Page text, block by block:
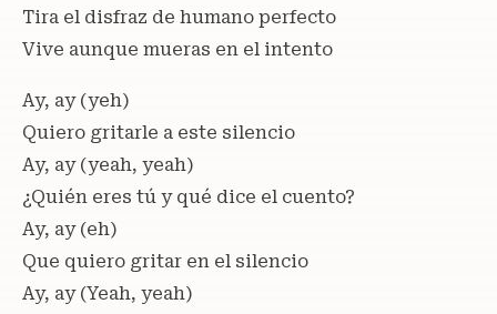
Tira el disfraz de humano perfecto
Vive aunque mueras en el intento
Ay, ay (yeh)
Quiero gritarle a este silencio
Ay, ay (yeah, yeah)
¿Quién eres tú y qué dice el cuento?
Ay, ay (eh)
Que quiero gritar en el silencio
Ay, ay (Yeah, yeah)